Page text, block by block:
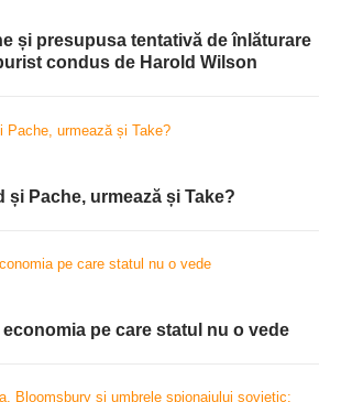
și presupusa tentativă de înlăturare
condus de Harold Wilson
și Pache, urmează și Take?
pe care statul nu o vede